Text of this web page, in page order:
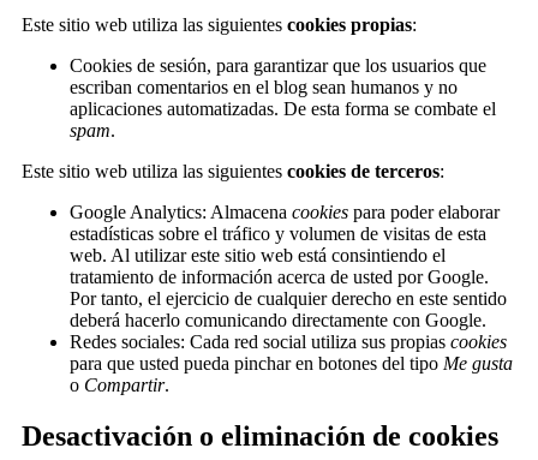
Este sitio web utiliza las siguientes cookies propias:
Cookies de sesión, para garantizar que los usuarios que
escriban comentarios en el blog sean humanos y no
aplicaciones automatizadas. De esta forma se combate el
spam.
Este sitio web utiliza las siguientes cookies de terceros:
Google Analytics: Almacena cookies para poder elaborar
estadísticas sobre el tráfico y volumen de visitas de esta
web. Al utilizar este sitio web está consintiendo el
tratamiento de información acerca de usted por Google.
Por tanto, el ejercicio de cualquier derecho en este sentido
deberá hacerlo comunicando directamente con Google.
Redes sociales: Cada red social utiliza sus propias cookies
para que usted pueda pinchar en botones del tipo Me gusta
o Compartir.
Desactivación o eliminación de cookies